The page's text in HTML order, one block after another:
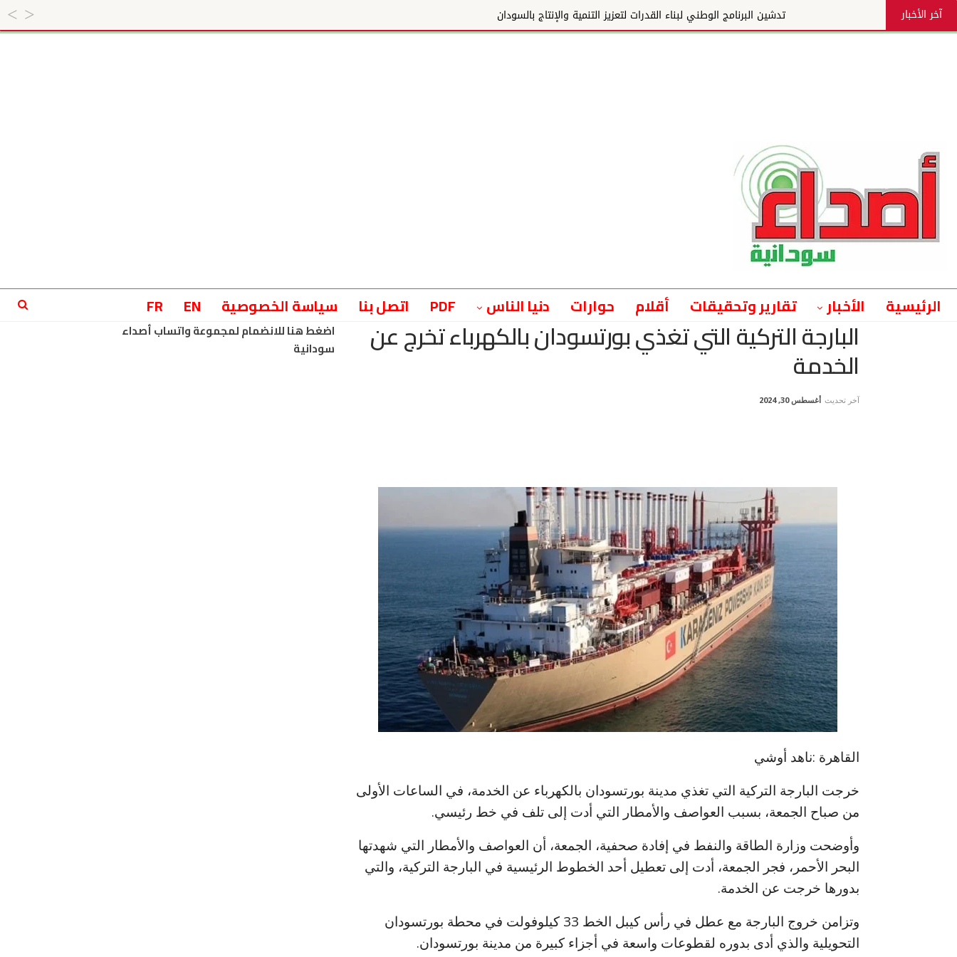
آخر الأخبار تدشين البرنامج الوطني لبناء القدرات لتعزيز التنمية والإنتاج بالسودان
الرئيسية الأخبار تقارير وتحقيقات أقلام حوارات دنيا الناس PDF اتصل بنا سياسة الخصوصية EN
FR
البارجة التركية التي تغذي بورتسودان بالكهرباء تخرج عن
الخدمة
آخر تحديث أغسطس 30, 2024
القاهرة :ناهد أوشي
خرجت البارجة التركية التي تغذي مدينة بورتسودان بالكهرباء عن الخدمة، في الساعات الأولى
من صباح الجمعة، بسبب العواصف والأمطار التي أدت إلى تلف في خط رئيسي.
وأوضحت وزارة الطاقة والنفط في إفادة صحفية، الجمعة، أن العواصف والأمطار التي شهدتها
البحر الأحمر، فجر الجمعة، أدت إلى تعطيل أحد الخطوط الرئيسية في البارجة التركية، والتي
بدورها خرجت عن الخدمة.
وتزامن خروج البارجة مع عطل في رأس كيبل الخط 33 كيلوفولت في محطة بورتسودان
التحويلية والذي أدى بدوره لقطوعات واسعة في أجزاء كبيرة من مدينة بورتسودان.
اضغط هنا للانضمام لمجموعة واتساب أصداء
سودانية